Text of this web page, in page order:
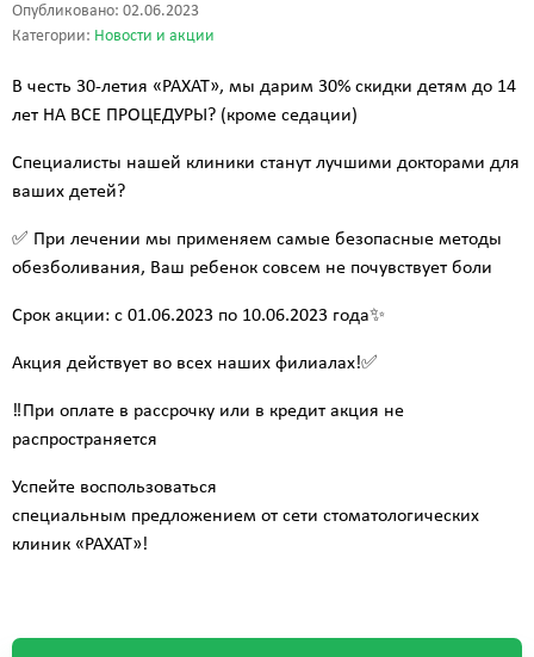
Опубликовано: 02.06.2023
Категории: Новости и акции
В честь 30-летия «РАХАТ», мы дарим 30% скидки детям до 14
лет НА ВСЕ ПРОЦЕДУРЫ? (кроме седации)
Специалисты нашей клиники станут лучшими докторами для
ваших детей?
✅ При лечении мы применяем самые безопасные методы
обезболивания, Ваш ребенок совсем не почувствует боли
Срок акции: с 01.06.2023 по 10.06.2023 года✨
Акция действует во всех наших филиалах!✅
‼️При оплате в рассрочку или в кредит акция не
распространяется
Успейте воспользоваться
специальным предложением от сети стоматологических
клиник «РАХАТ»!